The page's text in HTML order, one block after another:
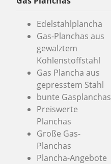
Edelstahlplancha
Gas-Planchas aus
gewalztem
Kohlenstoffstahl
Gas Plancha aus
gepresstem Stahl
bunte Gasplanchas
Preiswerte
Planchas
Große Gas-
Planchas
Plancha-Angebote